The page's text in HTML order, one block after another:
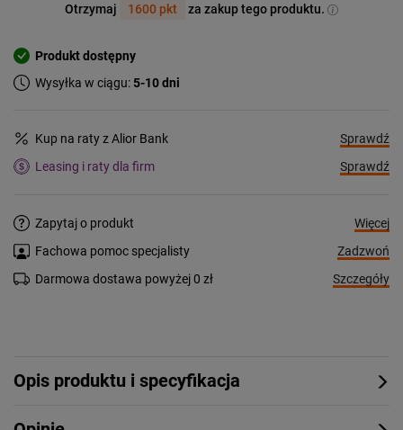
Otrzymaj 1600 pkt za zakup tego produktu.
Produkt dostępny
Wysyłka w ciągu:5-10 dni
Kup na raty z Alior Bank
Sprawdź
Leasing i raty dla firm
Sprawdź
Zapytaj o produkt
Więcej
Fachowa pomoc specjalisty
Zadzwoń
Darmowa dostawa powyżej 0 zł
Szczegóły
Opis produktu i specyfikacja